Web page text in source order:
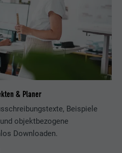
& Planer
Beispiele
objektbezogene
Downloaden.